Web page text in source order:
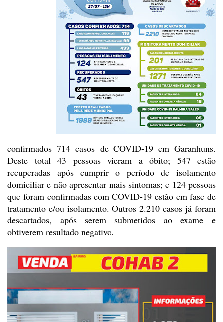
confirmados 714 casos de COVID-19 em Garanhuns.
Deste total 43 pessoas vieram a óbito; 547 estão
recuperadas após cumprir o período de isolamento
domiciliar e nãoapresentar mais sintomas; e 124 pessoas
que foram confirmadas com COVID-19 estão em fase de
tratamento e/ou isolamento. Outros 2.210 casos já foram
descartados, após serem submetidos ao exame e
obtiverem resultado negativo.